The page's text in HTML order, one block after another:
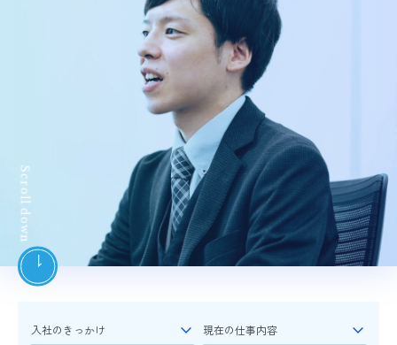
入社のきっかけ
現在の仕事内容